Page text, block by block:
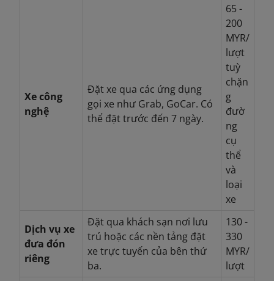
Xe công
nghệ
Đặt xe qua các ứng dụng
gọi xe như Grab, GoCar. Có
thể đặt trước đến 7 ngày.
65 -
200
MYR/
lượt
tuỳ
chặn
g
đườ
ng
cụ
thể
và
loại
xe
Dịch vụ xe
đưa đón
riêng
Đặt qua khách sạn nơi lưu
trú hoặc các nền tảng đặt
xe trực tuyến của bên thứ
ba.
130 -
330
MYR/
lượt